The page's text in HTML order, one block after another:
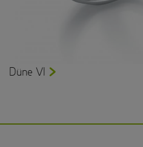
Düne VI